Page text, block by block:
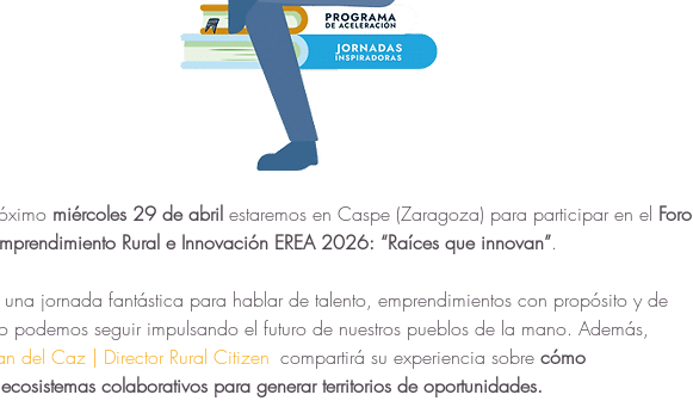
miércoles 29 de abril estaremos en Caspe (Zaragoza) para participar en el Foro
Rural e Innovación EREA 2026: “Raíces que innovan”.
una jornada fantástica para hablar de talento, emprendimientos con propósito y de
podemos seguir impulsando el futuro de nuestros pueblos de la mano. Además,
del Caz | Director Rural Citizen compartirá su experiencia sobre cómo
ecosistemas colaborativos para generar territorios de oportunidades.